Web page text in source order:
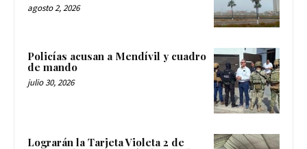
agosto 2, 2026
Policías acusan a Mendívil y cuadro
de mando
julio 30, 2026
Lograrán la Tarjeta Violeta 2 de